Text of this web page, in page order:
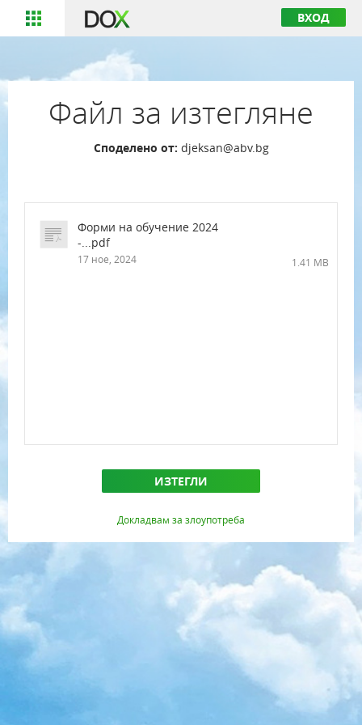
ВХОД
Файл за изтегляне
Споделено от: djeksan@abv.bg
Форми на обучение 2024
-...pdf
17 ное, 2024 1.41 MB
ИЗТЕГЛИ
Докладвам за злоупотреба